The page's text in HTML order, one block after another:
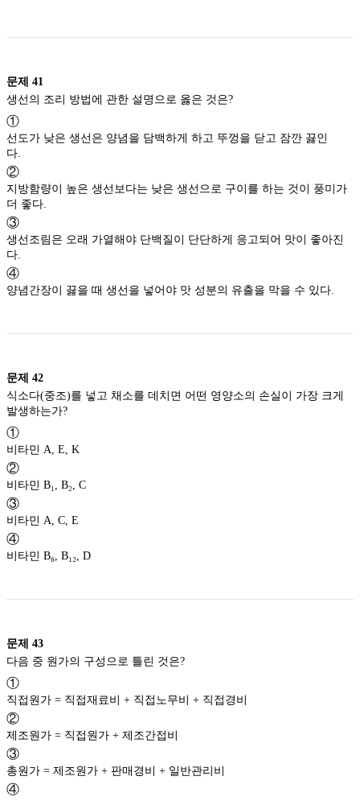
문제 41
생선의 조리 방법에 관한 설명으로 옳은 것은?
①
선도가 낮은 생선은 양념을 담백하게 하고 뚜껑을 닫고 잠깐 끓인
다.
②
지방함량이 높은 생선보다는 낮은 생선으로 구이를 하는 것이 풍미가
더 좋다.
③
생선조림은 오래 가열해야 단백질이 단단하게 응고되어 맛이 좋아진
다.
④
양념간장이 끓을 때 생선을 넣어야 맛 성분의 유출을 막을 수 있다.
문제 42
식소다(중조)를 넣고 채소를 데치면 어떤 영양소의 손실이 가장 크게
발생하는가?
①
비타민 A, E, K
②
비타민 B₁, B₂, C
③
비타민 A, C, E
④
비타민 B₆, B₁₂, D
문제 43
다음 중 원가의 구성으로 틀린 것은?
①
직접원가 = 직접재료비 + 직접노무비 + 직접경비
②
제조원가 = 직접원가 + 제조간접비
③
총원가 = 제조원가 + 판매경비 + 일반관리비
④